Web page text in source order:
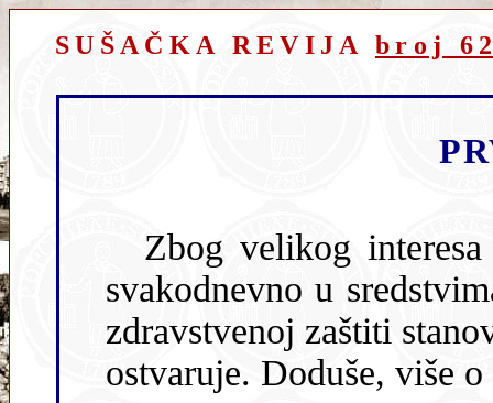
SUŠAČKA REVIJA broj
Zbog velikog interesa građana i u prošlosti i danas
svakodnevno u sredstvima javnog
zdravstvenoj zaštiti stanovništva i o